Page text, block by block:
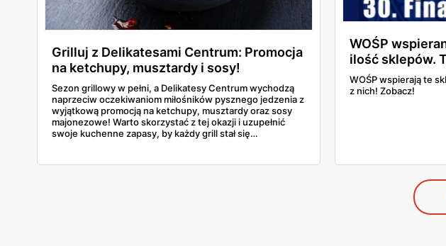
Grilluj z Delikatesami Centrum: Promocja
na ketchupy, musztardy i sosy!
Sezon grillowy w pełni, a Delikatesy Centrum wychodzą
naprzeciw oczekiwaniom miłośników pysznego jedzenia z
wyjątkową promocją na ketchupy, musztardy oraz sosy
majonezowe! Warto skorzystać z tej okazji i uzupełnić
swoje kuchenne zapasy, by każdy grill stał się
WOŚP
ilość sklepów.
[LISTA]
WOŚP wspierają te
z nich! Zobacz!